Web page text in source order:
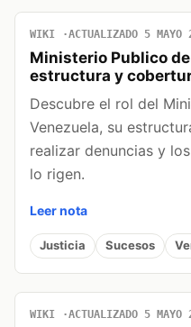
WIKI ACTUALIZADO 5 MAYO
Ministerio Publico
estructura y
Descubre el rol del
Venezuela, su
realizar denuncias y
lo rigen.
Leer nota
Justicia Sucesos
WIKI ACTUALIZADO 5 MAYO